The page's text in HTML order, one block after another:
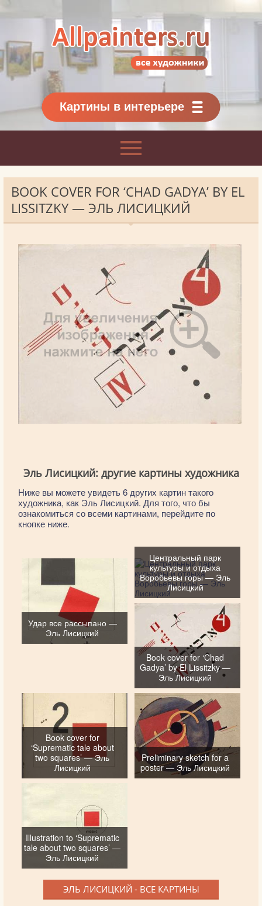
Картины классиков
и современников
Картины в интерьере
BOOK COVER FOR ‘CHAD GADYA’ BY EL
LISSITZKY — ЭЛЬ ЛИСИЦКИЙ
Эль Лисицкий: другие картины художника
Ниже вы можете увидеть 6 других картин такого
художника, как Эль Лисицкий. Для того, что бы
ознакомиться со всеми картинами, перейдите по
кнопке ниже.
Удар все рассыпано —
Эль Лисицкий
Центральный парк
культуры и отдыха
Воробьевы горы — Эль
Лисицкий
Book cover for ‘Chad
Gadya’ by El Lissitzky —
Эль Лисицкий
Book cover for
‘Suprematic tale about
two squares’ — Эль
Лисицкий
Preliminary sketch for a
poster — Эль Лисицкий
Illustration to ‘Suprematic
tale about two squares’ —
Эль Лисицкий
ЭЛЬ ЛИСИЦКИЙ - ВСЕ КАРТИНЫ